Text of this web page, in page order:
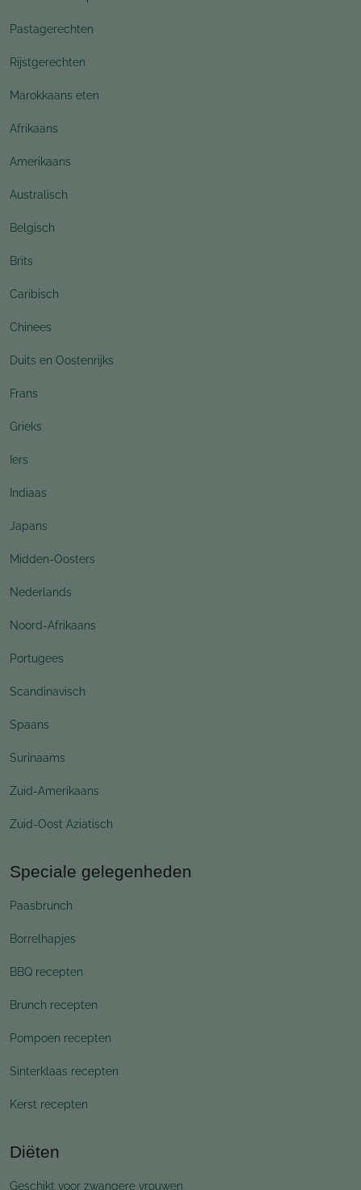
Pastagerechten
Rijstgerechten
Marokkaans eten
Afrikaans
Amerikaans
Australisch
Belgisch
Brits
Caribisch
Chinees
Duits en Oostenrijks
Frans
Grieks
Iers
Indiaas
Japans
Midden-Oosters
Nederlands
Noord-Afrikaans
Portugees
Scandinavisch
Spaans
Surinaams
Zuid-Amerikaans
Zuid-Oost Aziatisch
Speciale gelegenheden
Paasbrunch
Borrelhapjes
BBQ recepten
Brunch recepten
Pompoen recepten
Sinterklaas recepten
Kerst recepten
Diëten
Geschikt voor zwangere vrouwen